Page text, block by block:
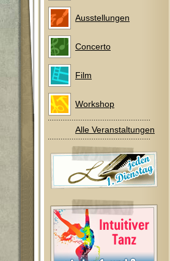
Ausstellungen
Concerto
Film
Workshop
Alle Veranstaltungen